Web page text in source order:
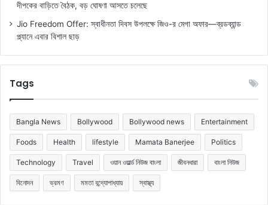
দীপকের বাড়িতে বৈঠক, বড় ঘোষণা আসতে চলেছে
Jio Freedom Offer: স্বাধীনতা দিবস উপলক্ষে জিও-র মেগা অফার—ব্রডব্যান্ড
প্ল্যানে এবার বিশাল ছাড়
Tags
Bangla News Bollywood Bollywood news Entertainment
Foods Health lifestyle Mamata Banerjee Politics
Technology Travel ওয়ান ওয়ার্ল্ড নিউজ বাংলা জীবনধারা বাংলা নিউজ
বিনোদন ভ্রমণ মমতা বন্দ্যোপাধ্যায় স্বাস্থ্য